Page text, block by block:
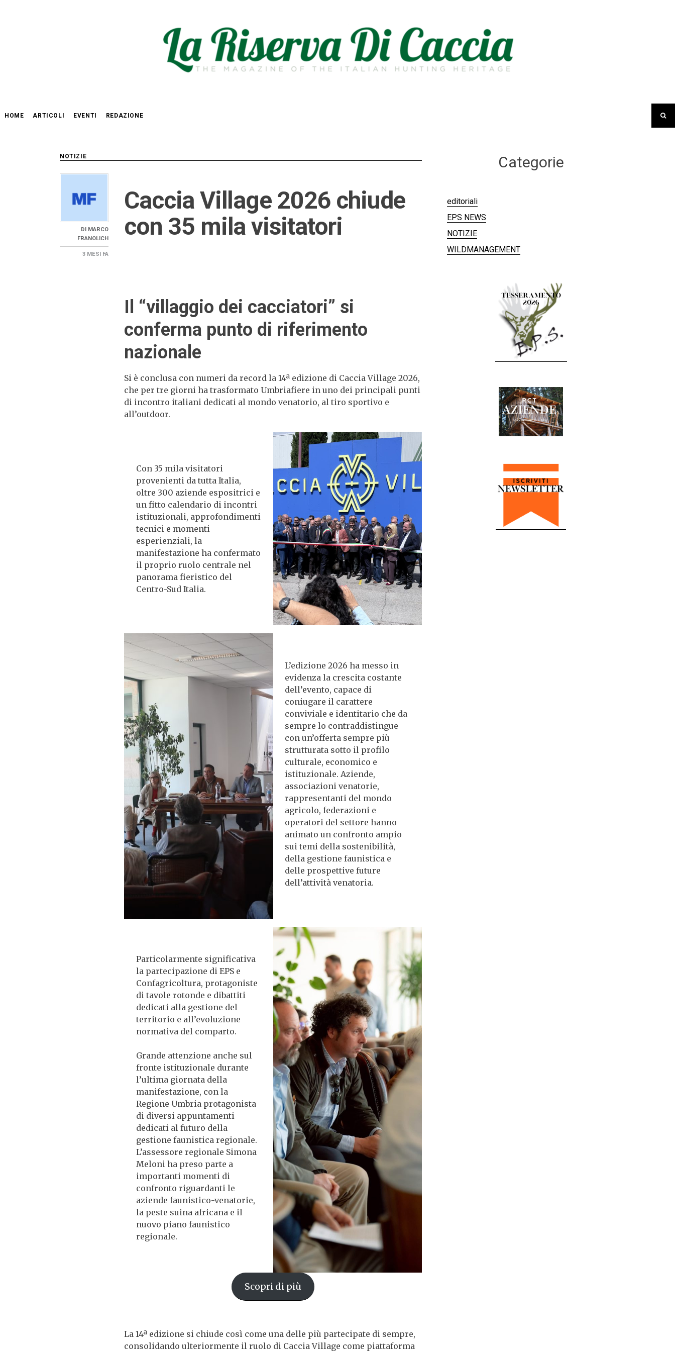
HOME ARTICOLI EVENTI REDAZIONE
NOTIZIE
DI
MARCO
FRANOLICH
3 MESI FA
Caccia Village 2026 chiude
con 35 mila visitatori
Il “villaggio dei cacciatori” si
conferma punto di riferimento
nazionale
Si è conclusa con numeri da record la 14ª edizione di Caccia Village 2026,
che per tre giorni ha trasformato Umbriafiere in uno dei principali punti
di incontro italiani dedicati al mondo venatorio, al tiro sportivo e
all’outdoor.
Con 35 mila visitatori
provenienti da tutta Italia,
oltre 300 aziende espositrici e
un fitto calendario di incontri
istituzionali, approfondimenti
tecnici e momenti
esperienziali, la
manifestazione ha confermato
il proprio ruolo centrale nel
panorama fieristico del
Centro-Sud Italia.
L’edizione 2026 ha messo in
evidenza la crescita costante
dell’evento, capace di
coniugare il carattere
conviviale e identitario che da
sempre lo contraddistingue
con un’offerta sempre più
strutturata sotto il profilo
culturale, economico e
istituzionale. Aziende,
associazioni venatorie,
rappresentanti del mondo
agricolo, federazioni e
operatori del settore hanno
animato un confronto ampio
sui temi della sostenibilità,
della gestione faunistica e
delle prospettive future
dell’attività venatoria.
Particolarmente significativa
la partecipazione di EPS e
Confagricoltura, protagoniste
di tavole rotonde e dibattiti
dedicati alla gestione del
territorio e all’evoluzione
normativa del comparto.
Grande attenzione anche sul
fronte istituzionale durante
l’ultima giornata della
manifestazione, con la
Regione Umbria protagonista
di diversi appuntamenti
dedicati al futuro della
gestione faunistica regionale.
L’assessore regionale Simona
Meloni ha preso parte a
importanti momenti di
confronto riguardanti le
aziende faunistico-venatorie,
la peste suina africana e il
nuovo piano faunistico
regionale.
Scopri di più
La 14ª edizione si chiude così come una delle più partecipate di sempre,
consolidando ulteriormente il ruolo di Caccia Village come piattaforma
Categorie
editoriali
EPS NEWS
NOTIZIE
WILDMANAGEMENT